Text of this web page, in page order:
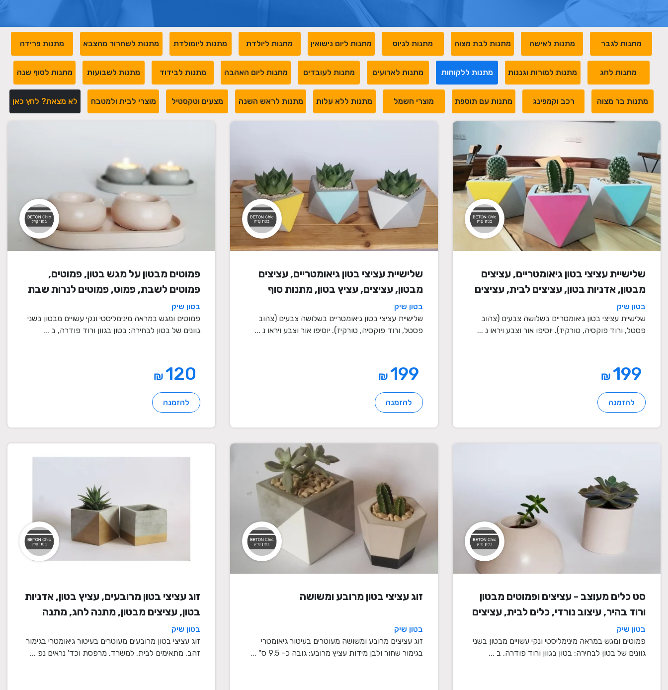
מתנות לגבר מתנות לאישה מתנות לבת מצוה מתנות לגיוס מתנות ליום נישואין מתנות ליולדת מתנות ליומולדת מתנות לשחרור מהצבא מתנות פרידה
מתנות לחג מתנות למורות וגננות מתנות ללקוחות מתנות לארועים מתנות לעובדים מתנות ליום האהבה מתנות לבידוד מתנות לשבועות מתנות לסוף שנה
מתנות בר מצוה רכב וקמפינג מתנות עם תוספת מוצרי חשמל מתנות ללא עלות מתנות לראש השנה מצעים וטקסטיל מוצרי לבית ולמטבח לא מצאת? לחץ כאן
שלישיית עציצי בטון גיאומטריים, עציצים
מבטון, אדניות בטון, עציצים לבית, עציצים
מיוחדים, עציצים מעוצבים, עציצי מתנה,
מתנות לחגים
בטון שיק
שלישיית עציצי בטון גיאומטריים בשלושה צבעים (צהוב
פסטל, ורוד פוקסיה, טורקיז). יוסיפו אור וצבע ויראו נ ...
₪
להזמנה
שלישיית עציצי בטון גיאומטריים, עציצים
מבטון, עציצים, עציץ בטון, מתנות סוף
שנה, מתנה לבית, מתנה ליום הולדת,
עיצוב הבית, מתנות סוף שנה למורים
בטון שיק
שלישיית עציצי בטון גיאומטריים בשלושה צבעים (צהוב
פסטל, ורוד פוקסיה, טורקיז). יוסיפו אור וצבע ויראו נ ...
₪
להזמנה
פמוטים מבטון על מגש בטון, פמוטים,
פמוטים לשבת, פמוט, פמוטים לנרות שבת
בטון שיק
פמוטים ומגש במראה מינימליסטי ונקי עשויים מבטון בשני
גוונים של בטון לבחירה: בטון בגוון ורוד פודרה, ב ...
₪
להזמנה
סט כלים מעוצב - עציצים ופמוטים מבטון
ורוד בהיר, עיצוב נורדי, כלים לבית, עציצים
מעוצבים, עציצי בטון, פמוטים לשבת,
עציצים מבטון, מתנה לבית
בטון שיק
פמוטים ומגש במראה מינימליסטי ונקי עשויים מבטון בשני
גוונים של בטון לבחירה: בטון בגוון ורוד פודרה, ב ...
זוג עציצי בטון מרובע ומשושה
בטון שיק
זוג עציצים מרובע ומשושה מעוטרים בעיטור גיאומטרי
בגימור שחור ולבן מידות עציץ מרובע: גובה כ- 9.5 ס" ...
זוג עציצי בטון מרובעים, עציץ בטון, אדניות
בטון, עציצים מבטון, מתנה לחג, מתנה
לעובדים, מתנות לחנוכת בית, עציצים
מתנה, מתנה, מתנות מיוחדות
בטון שיק
זוג עציצי בטון מרובעים מעוטרים בעיטור גיאומטרי בגימור
זהב. מתאימים לבית, למשרד, מרפסת וכד' נראים נפ ...